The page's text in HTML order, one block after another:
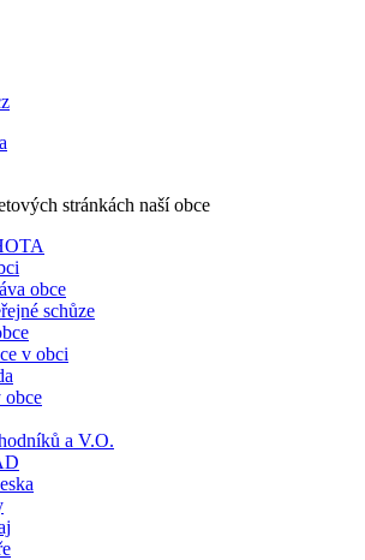
stránkách naší obce
obce
schůze
v obci
obce
a V.O.